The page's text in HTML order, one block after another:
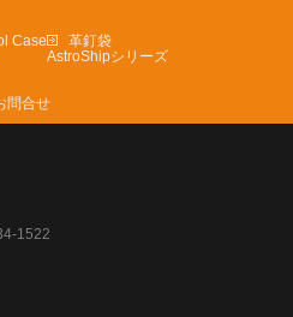
Case
革釘袋
AstroShipシリーズ
問合せ
1522